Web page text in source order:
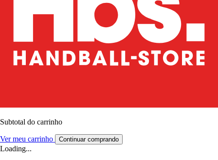
Subtotal do carrinho
Ver meu carrinho Continuar comprando
Loading...